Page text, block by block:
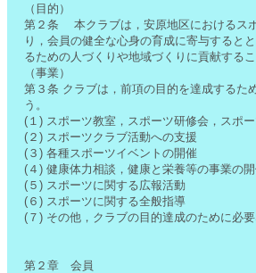
（目的）
第２条 本クラブは，安原地区におけるス
り，会員の健全な心身の育成に寄与すると
るための人づくりや地域づくりに貢献するこ
（事業）
第３条 クラブは，前項の目的を達成するた
う。
(１) スポーツ教室，スポーツ研修会，スポ
(２) スポーツクラブ活動への支援
(３) 各種スポーツイベントの開催
(４) 健康体力相談，健康と栄養等の事業の
(５) スポーツに関する広報活動
(６) スポーツに関する全般指導
(７) その他，クラブの目的達成のために必
第２章 会員